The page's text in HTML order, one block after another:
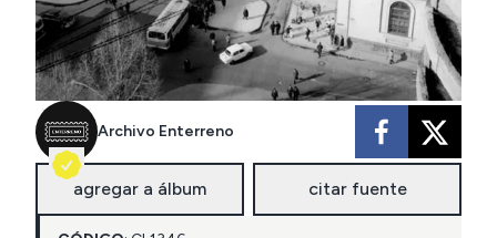
Archivo Enterreno
agregar a álbum citar fuente